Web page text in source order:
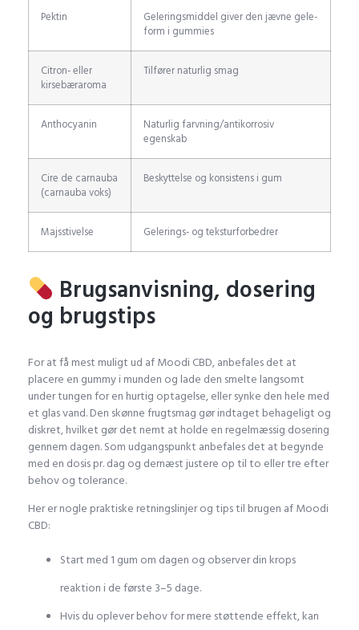
Pektin
Geleringsmiddel giver den jævne gele-
form i gummies
Citron- eller
kirsebæraroma
Tilfører naturlig smag
Anthocyanin
Naturlig farvning/antikorrosiv
egenskab
Cire de carnauba
(carnauba voks)
Beskyttelse og konsistens i gum
Majsstivelse Gelerings- og teksturforbedrer
Brugsanvisning, dosering
og brugstips
For at få mest muligt ud af Moodi CBD, anbefales det at
placere en gummy i munden og lade den smelte langsomt
under tungen for en hurtig optagelse, eller synke den hele med
et glas vand. Den skønne frugtsmag gør indtaget behageligt og
diskret, hvilket gør det nemt at holde en regelmæssig dosering
gennem dagen. Som udgangspunkt anbefales det at begynde
med en dosis pr. dag og dernæst justere op til to eller tre efter
behov og tolerance.
Her er nogle praktiske retningslinjer og tips til brugen af Moodi
CBD:
Start med 1 gum om dagen og observer din krops
reaktion i de første 3–5 dage.
Hvis du oplever behov for mere støttende effekt, kan